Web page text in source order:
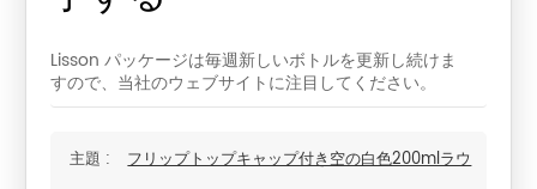
Lisson パッケージは毎週新しいボトルを更新し続けま
すので、当社のウェブサイトに注目してください。
主題 : フリップトップキャップ付き空の白色200mlラウ